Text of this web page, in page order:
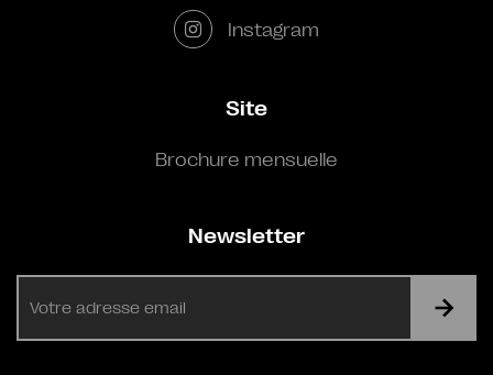
Instagram
Site
Brochure mensuelle
Newsletter